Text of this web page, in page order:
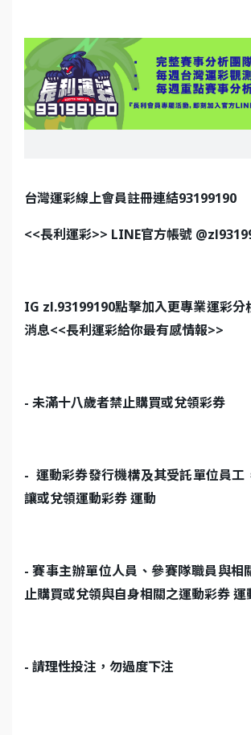
台灣運彩線上會員註冊連結93199190
<<長利運彩>> LINE官方帳號
IG zl.93199190點擊加入更專業運彩分
消息<<長利運彩給你最有感情報>>
- 未滿十八歲者禁止購買或兌領彩券
- 運動彩券發行機構及其受託單位員工
讓或兌領運動彩券 運動
-賽事主辦單位人員、參賽隊職員與相
止購買或兌領與自身相關之運動彩券 運
- 請理性投注，勿過度下注